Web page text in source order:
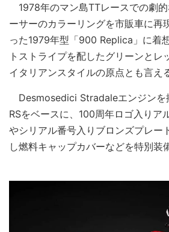
1978年のマン島TTレースでの劇
ーサーのカラーリングを市販車に再
った1979年型「900 Replica」に着
トストライプを配したグリーンとレ
イタリアンスタイルの原点とも言える
Desmosedici Stradaleエンジンを
RSをベースに、100周年ロゴ入りア
やシリアル番号入りブロンズプレー
し燃料キャップカバーなどを特別装